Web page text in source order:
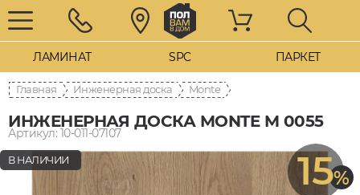
ЛАМИНАТ SPC ПАРКЕТ
Главная Инженерная доска Monte
ИНЖЕНЕРНАЯ ДОСКА MONTE M 0055
Артикул: 10-011-07107
15%
В НАЛИЧИИ